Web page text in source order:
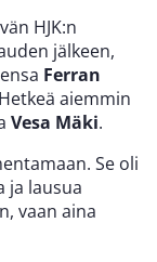
HJK:n
jälkeen,
Ferran
aiemmin
Vesa Mäki.
Se oli
ja lausua
vaan aina